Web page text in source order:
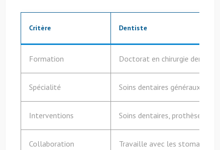
Critère Dentiste
Formation Doctorat en chirurgie dentaire
Spécialité Soins dentaires généraux
Interventions Soins dentaires, prothèses
Collaboration Travaille avec les